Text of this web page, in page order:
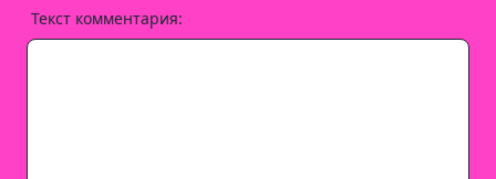
Текст комментария: